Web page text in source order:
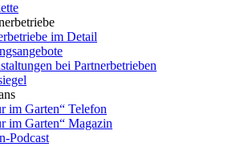
im Detail
bei Partnerbetrieben
im Garten“ Telefon
im Garten“ Magazin
Podcast